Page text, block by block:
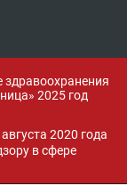
2025 год
2020 года
в сфере